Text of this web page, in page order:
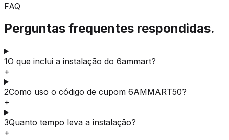
FAQ
Perguntas frequentes respondidas.
1O que inclui a instalação do 6ammart?
+
2Como uso o código de cupom 6AMMART50?
+
3Quanto tempo leva a instalação?
+